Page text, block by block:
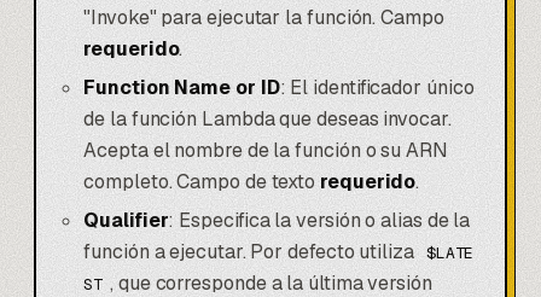
"Invoke" para ejecutar la función. Campo
requerido.
Function Name or ID: El identificador único
de la función Lambda que deseas invocar.
Acepta el nombre de la función o su ARN
completo. Campo de textorequerido.
Qualifier: Especifica la versión o alias de la
función a ejecutar. Por defecto utiliza $LATE
ST , que corresponde a la última versión